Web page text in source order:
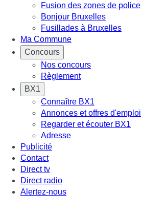
Fusion des zones de police
Bonjour Bruxelles
Fusillades à Bruxelles
Ma Commune
Concours
Nos concours
Règlement
BX1
Connaître BX1
Annonces et offres d'emploi
Regarder et écouter BX1
Adresse
Publicité
Contact
Direct tv
Direct radio
Alertez-nous